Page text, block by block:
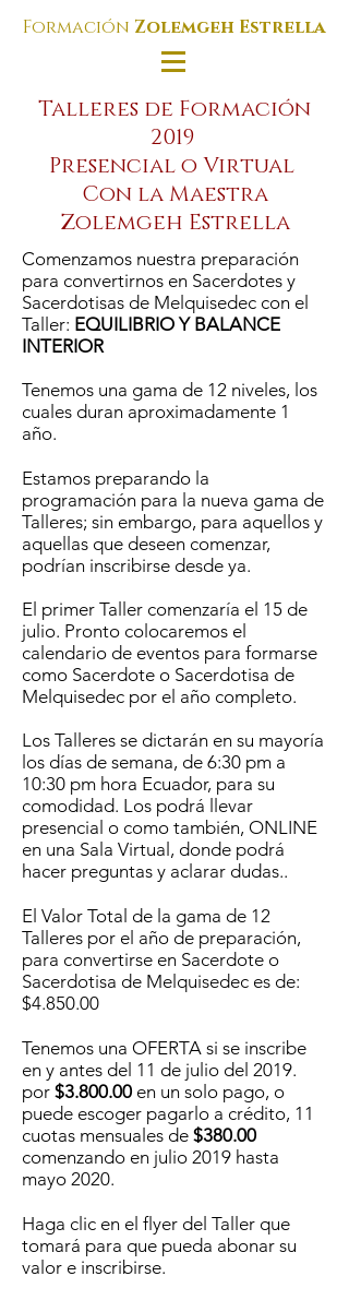
Formación Zolemgeh Estrella
Talleres de Formación
2019
Presencial o Virtual
Con la Maestra
Zolemgeh Estrella
Comenzamos nuestra preparación
para convertirnos en Sacerdotes y
Sacerdotisas de Melquisedec con el
Taller: EQUILIBRIO Y BALANCE
INTERIOR
Tenemos una gama de 12 niveles, los
cuales duran aproximadamente 1
año.
Estamos preparando la
programación para la nueva gama de
Talleres; sin embargo, para aquellos y
aquellas que deseen comenzar,
podrían inscribirse desde ya.
El primer Taller comenzaría el 15 de
julio. Pronto colocaremos el
calendario de eventos para formarse
como Sacerdote o Sacerdotisa de
Melquisedec por el año completo.
Los Talleres se dictarán en su mayoría
los días de semana, de 6:30 pm a
10:30 pm hora Ecuador, para su
comodidad. Los podrá llevar
presencial o como también, ONLINE
en una Sala Virtual, donde podrá
hacer preguntas y aclarar dudas..
El Valor Total de la gama de 12
Talleres por el año de preparación,
para convertirse en Sacerdote o
Sacerdotisa de Melquisedec es de:
$4.850.00
Tenemos una OFERTA si se inscribe
en y antes del 11 de julio del 2019.
por $3.800.00 en un solo pago, o
puede escoger pagarlo a crédito, 11
cuotas mensuales de $380.00
comenzando en julio 2019 hasta
mayo 2020.
Haga clic en el flyer del Taller que
tomará para que pueda abonar su
valor e inscribirse.